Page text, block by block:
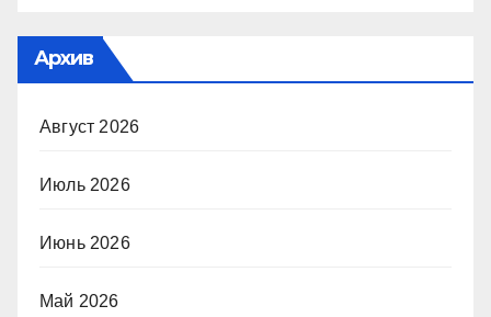
Архив
Август 2026
Июль 2026
Июнь 2026
Май 2026